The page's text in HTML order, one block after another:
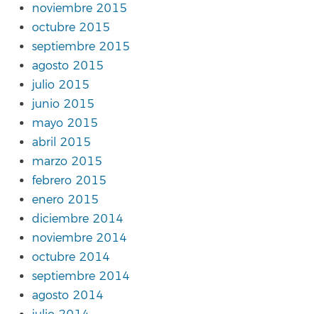
noviembre 2015
octubre 2015
septiembre 2015
agosto 2015
julio 2015
junio 2015
mayo 2015
abril 2015
marzo 2015
febrero 2015
enero 2015
diciembre 2014
noviembre 2014
octubre 2014
septiembre 2014
agosto 2014